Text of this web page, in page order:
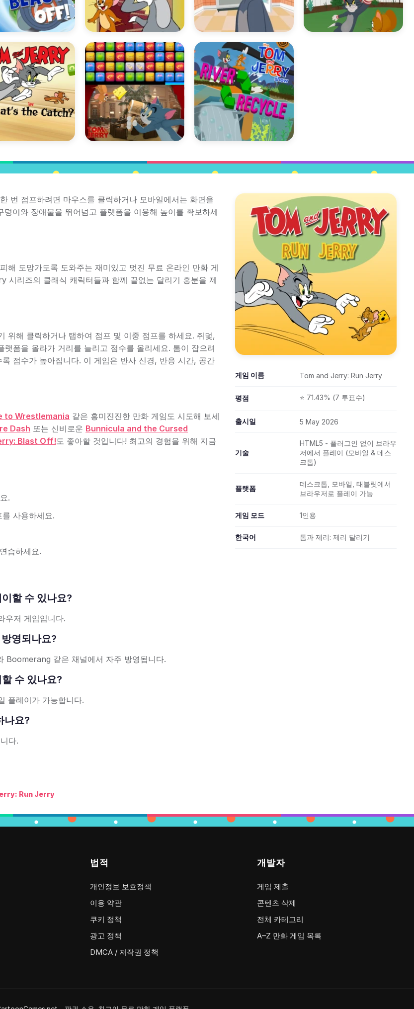
번 점프하려면 마우스를 클릭하거나 모바일에서는 화면을
덩이와 장애물을 뛰어넘고 플랫폼을 이용해 높이를 확보하세
도망가도록 도와주는 재미있고 멋진 무료 온라인 만화 게
리즈의 클래식 캐릭터들과 함께 끝없는 달리기 흥분을 제
위해 클릭하거나 탭하여 점프 및 이중 점프를 하세요. 쥐덫,
폼을 올라가 거리를 늘리고 점수를 올리세요. 톰이 잡으려
점수가 높아집니다. 이 게임은 반사 신경, 반응 시간, 공간
to Wrestlemania 같은 흥미진진한 만화 게임도 시도해 보세
Dash 또는 신비로운 Bunnicula and the Cursed
Blast Off!도 좋아할 것입니다! 최고의 경험을 위해 지금
.
사용하세요.
습하세요.
할 수 있나요?
우저 게임입니다.
영되나요?
같은 채널에서 자주 방영됩니다.
수 있나요?
플레이가 가능합니다.
나요?
다.
게임 이름 Tom and Jerry: Run Jerry
평점 ⭐ 71.43% (7 투표수)
출시일 5 May 2026
기술
HTML5 - 플러그인 없이 브라우
저에서 플레이 (모바일 & 데스
크톱)
플랫폼
데스크톱, 모바일, 태블릿에서
브라우저로 플레이 가능
게임 모드 1인용
한국어 톰과 제리: 제리 달리기
Run Jerry
법적
개인정보 보호정책
이용 약관
쿠키 정책
광고 정책
DMCA / 저작권 정책
개발자
게임 제출
콘텐츠 삭제
전체 카테고리
A–Z 만화 게임 목록